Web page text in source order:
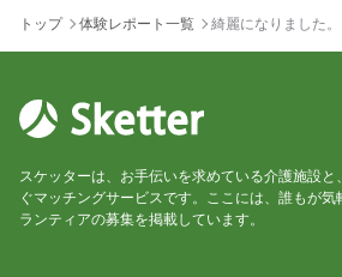
トップ 体験レポート一覧 綺麗になりました。
スケッターは、お手伝いを求めている介護施設
ぐマッチングサービスです。ここには、誰もが
ランティアの募集を掲載しています。